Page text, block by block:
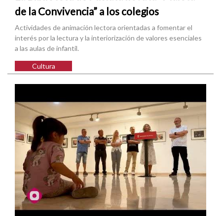
de la Convivencia” a los colegios
Actividades de animación lectora orientadas a fomentar el
interés por la lectura y la interiorización de valores esenciales
a las aulas de infantil.
Cultura